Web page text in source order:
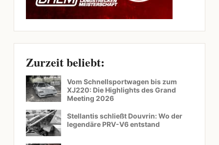
Zurzeit beliebt:
Vom Schnellsportwagen bis zum
XJ220: Die Highlights des Grand
Meeting 2026
Stellantis schließt Douvrin: Wo der
legendäre PRV-V6 entstand